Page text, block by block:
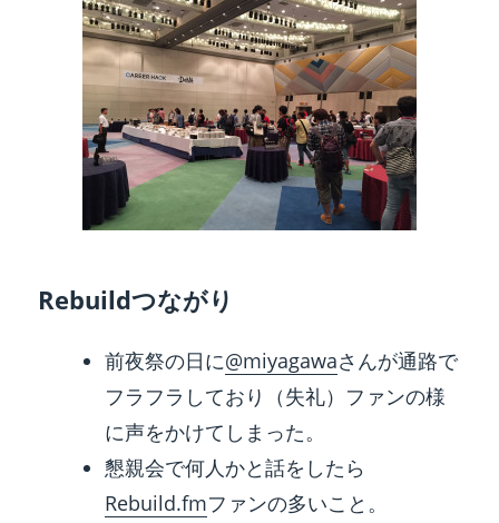
Rebuildつながり
前夜祭の日に@miyagawaさんが通路で
フラフラしており（失礼）ファンの様
に声をかけてしまった。
懇親会で何人かと話をしたら
Rebuild.fmファンの多いこと。